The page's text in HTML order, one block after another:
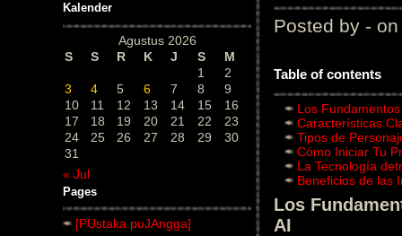
Kalender
Agustus 2026
S
S R K J S
M
1
2
3
4 5 6 7 8
9
10
11 12 13 14 15
16
17
18 19 20 21 22
23
24
25 26 27 28 29
30
31
« Jul
Pages
[PUstaka puJAngga]
Posted by - on
Table of contents
Los
Características
Tipos de
Cómo Iniciar Tu
La Tecnología
Beneficios de las
Los
AI